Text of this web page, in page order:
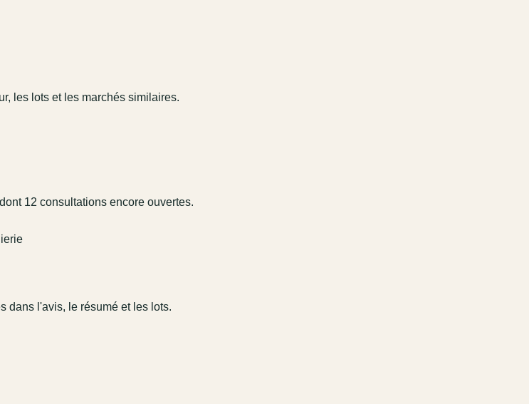
les lots et les marchés similaires.
12 consultations encore ouvertes.
dans l'avis, le résumé et les lots.